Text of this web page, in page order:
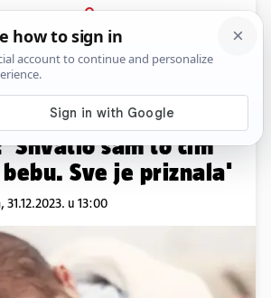
PRIJAVA
Lifestyle Komentari
da ga je žena
sam to čim
Sve je priznala'
31.12.2023. u 13:00